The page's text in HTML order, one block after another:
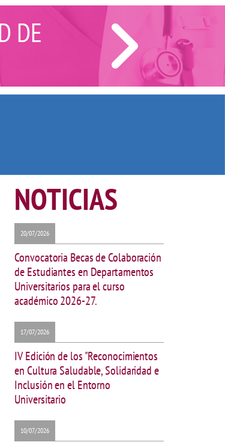
DE
NOTICIAS
20/07/2026
Convocatoria Becas de Colaboración
de Estudiantes en Departamentos
Universitarios para el curso
académico 2026-27.
17/07/2026
IV Edición de los "Reconocimientos
en Cultura Saludable, Solidaridad e
Inclusión en el Entorno
Universitario
10/07/2026